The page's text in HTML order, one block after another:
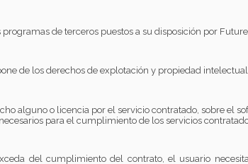
de terceros puestos a su disposición por
de los derechos de explotación y propiedad
alguno o licencia por el servicio contratado, sobre el
para el cumplimiento de los servicios
del cumplimiento del contrato, el usuario